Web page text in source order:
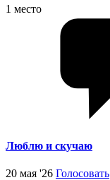
1 место
Люблю и скучаю
20 мая '26 Голосовать